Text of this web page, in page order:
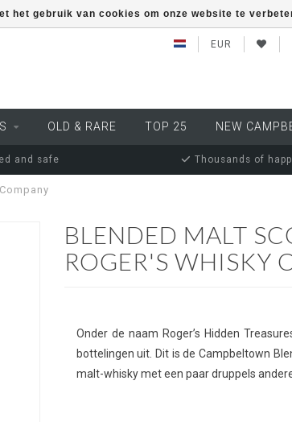
EUR
OLD & RARE TOP 25 NEW
and safe Thousands of
BLENDED MALT
ROGER'S WHISKY
Onder de naam Roger’s Hidden
bottelingen uit. Dit is de Campbeltown
malt-whisky met een paar druppels
het gebruik van cookies om onze website te